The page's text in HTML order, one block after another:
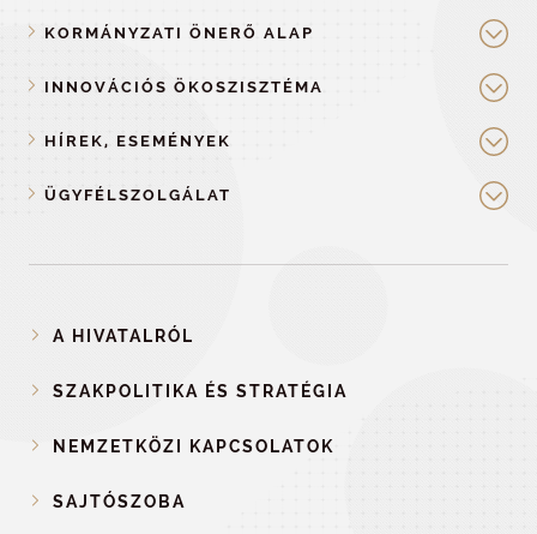
KORMÁNYZATI ÖNERŐ ALAP
INNOVÁCIÓS ÖKOSZISZTÉMA
HÍREK, ESEMÉNYEK
ÜGYFÉLSZOLGÁLAT
A HIVATALRÓL
SZAKPOLITIKA ÉS STRATÉGIA
NEMZETKÖZI KAPCSOLATOK
SAJTÓSZOBA